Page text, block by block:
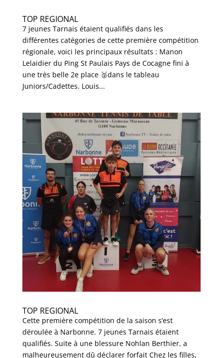
TOP REGIONAL
7 jeunes Tarnais étaient qualifiés dans les
différentes catégories de cette première compétition
régionale, voici les principaux résultats : Manon
Lelaidier du Ping St Paulais Pays de Cocagne fini à
une très belle 2e place 🥈dans le tableau
Juniors/Cadettes. Louis...
TOP REGIONAL
Cette première compétition de la saison s’est
déroulée à Narbonne. 7 jeunes Tarnais étaient
qualifiés. Suite à une blessure Nohlan Berthier, a
malheureusement dû déclarer forfait Chez les filles,